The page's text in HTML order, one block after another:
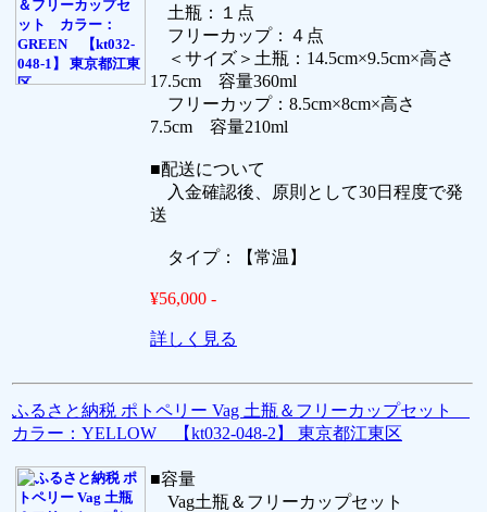
土瓶：１点
フリーカップ：４点
＜サイズ＞土瓶：14.5cm×9.5cm×高さ
17.5cm 容量360ml
フリーカップ：8.5cm×8cm×高さ
7.5cm 容量210ml
■配送について
入金確認後、原則として30日程度で発
送
タイプ：【常温】
¥56,000 -
詳しく見る
ふるさと納税 ポトペリー Vag 土瓶＆フリーカップセット
カラー：YELLOW 【kt032-048-2】 東京都江東区
■容量
Vag土瓶＆フリーカップセット